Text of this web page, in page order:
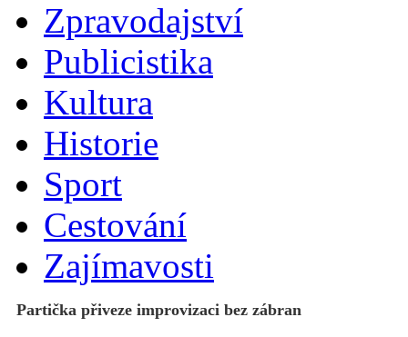
Zpravodajství
Publicistika
Kultura
Historie
Sport
Cestování
Zajímavosti
Partička přiveze improvizaci bez zábran